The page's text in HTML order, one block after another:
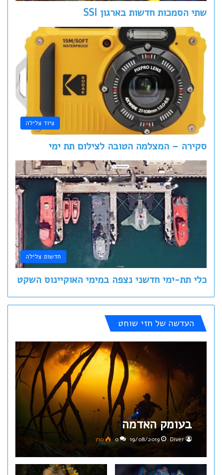
שתי הסמכות חדשות בארגון SSI
ציוד צלילה
סקירה – המצלמה הטובה לצילום תת ימי
חדשות צלילה
כלי תת-ימי חדשני נצפה במימי האוקיינוס השקט
העדשה של חזי שוחט
בעומק האדמה
Diver
19/08/2019
0
710